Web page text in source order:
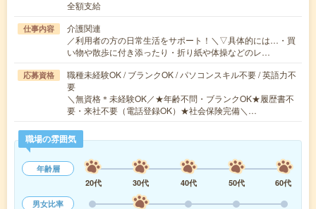
全額支給
仕事内容
介護関連
／利用者の方の日常生活をサポート！＼▽具体的には…・買
い物や散歩に付き添ったり・折り紙や体操などのレ…
応募資格
職種未経験OK / ブランクOK / パソコンスキル不要 / 英語力不
要
＼無資格＊未経験OK／★年齢不問・ブランクOK★履歴書不
要・来社不要（電話登録OK）★社会保険完備＼…
職場の雰囲気
年齢層
20代
30代 40代 50代
60代
男女比率